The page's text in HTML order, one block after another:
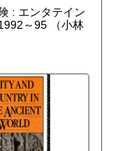
: エンタテイン
～95
（小林